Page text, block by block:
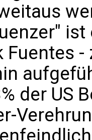
Fuentes
der US